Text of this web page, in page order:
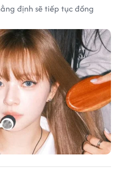
định sẽ tiếp tục đồng